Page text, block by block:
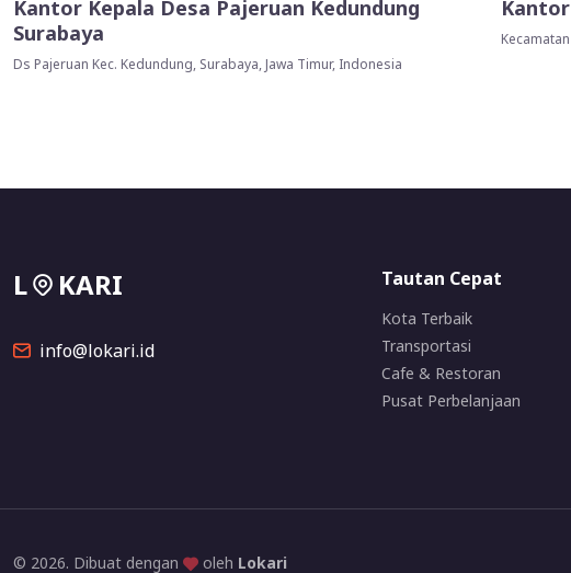
Kantor Kepala Desa Pajeruan Kedundung
Surabaya
Ds Pajeruan Kec. Kedundung, Surabaya, Jawa Timur, Indonesia
L KARI
info@lokari.id
Tautan Cepat
Kota Terbaik
Transportasi
Cafe & Restoran
Pusat Perbelanjaan
© 2026. Dibuat dengan oleh Lokari